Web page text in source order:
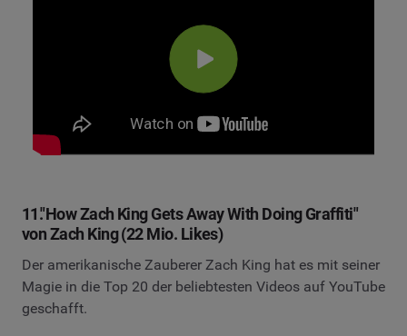
11."How Zach King Gets Away With Doing Graffiti"
von Zach King (22 Mio. Likes)
Der amerikanische Zauberer Zach King hat es mit seiner
Magie in die Top 20 der beliebtesten Videos auf YouTube
geschafft.